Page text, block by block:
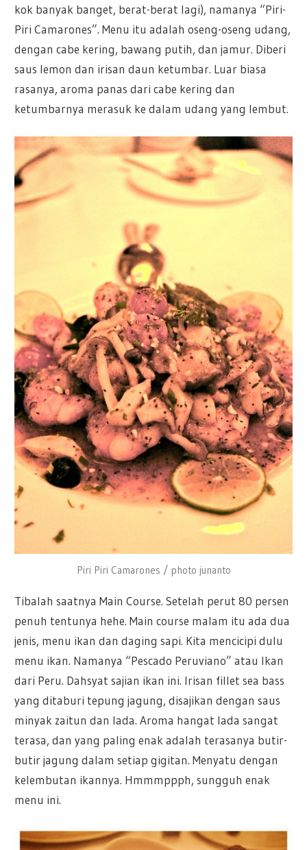
kok banyak banget, berat-berat lagi), namanya “Piri-
Piri Camarones”. Menu itu adalah oseng-oseng udang,
dengan cabe kering, bawang putih, dan jamur. Diberi
saus lemon dan irisan daun ketumbar. Luar biasa
rasanya, aroma panas dari cabe kering dan
ketumbarnya merasuk ke dalam udang yang lembut.
Piri Piri Camarones / photo junanto
Tibalah saatnya Main Course. Setelah perut 80 persen
penuh tentunya hehe. Main course malam itu ada dua
jenis, menu ikan dan daging sapi. Kita mencicipi dulu
menu ikan. Namanya “Pescado Peruviano” atau Ikan
dari Peru. Dahsyat sajian ikan ini. Irisan fillet sea bass
yang ditaburi tepung jagung, disajikan dengan saus
minyak zaitun dan lada. Aroma hangat lada sangat
terasa, dan yang paling enak adalah terasanya butir-
butir jagung dalam setiap gigitan. Menyatu dengan
kelembutan ikannya. Hmmmppph, sungguh enak
menu ini.